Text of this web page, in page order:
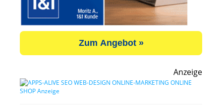
Zum Angebot »
Anzeige